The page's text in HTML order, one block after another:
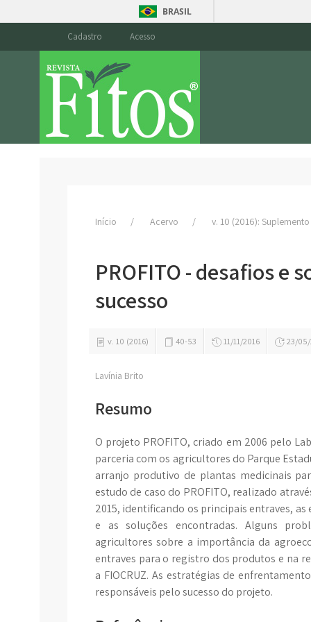
BRASIL
Cadastro Acesso
Início Acervo v. 10 (2016): Suplemento
PROFITO - desafios e
sucesso
v. 10 (2016) 40-53 11/11/2016 23/
Lavínia Brito
Resumo
O projeto PROFITO, criado em 2006 pelo
parceria com os agricultores do Parque
arranjo produtivo de plantas medicinais
estudo de caso do PROFITO, realizado
2015, identificando os principais entraves,
e as soluções encontradas. Alguns
agricultores sobre a importância da
entraves para o registro dos produtos e na
a FIOCRUZ. As estratégias de
responsáveis pelo sucesso do projeto.